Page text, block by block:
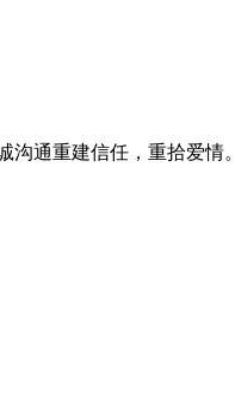
通重建信任，重拾爱情。